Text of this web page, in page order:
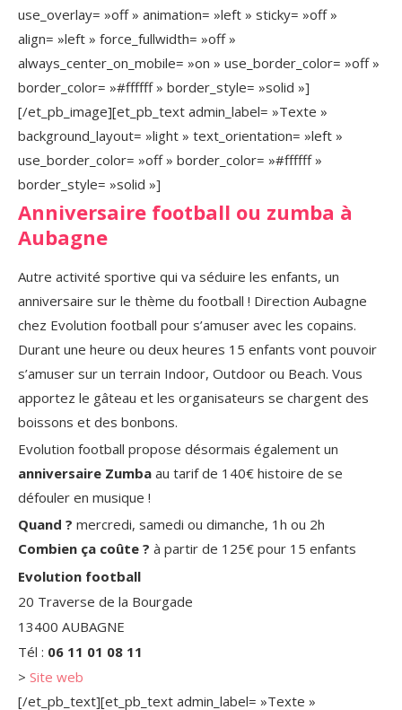
use_overlay= »off » animation= »left » sticky= »off »
align= »left » force_fullwidth= »off »
always_center_on_mobile= »on » use_border_color= »off »
border_color= »#ffffff » border_style= »solid »]
[/et_pb_image][et_pb_text admin_label= »Texte »
background_layout= »light » text_orientation= »left »
use_border_color= »off » border_color= »#ffffff »
border_style= »solid »]
Anniversaire football ou zumba à
Aubagne
Autre activité sportive qui va séduire les enfants, un
anniversaire sur le thème du football ! Direction Aubagne
chez Evolution football pour s’amuser avec les copains.
Durant une heure ou deux heures 15 enfants vont pouvoir
s’amuser sur un terrain Indoor, Outdoor ou Beach. Vous
apportez le gâteau et les organisateurs se chargent des
boissons et des bonbons.
Evolution football propose désormais également un
anniversaire Zumba au tarif de 140€ histoire de se
défouler en musique !
Quand ? mercredi, samedi ou dimanche, 1h ou 2h
Combien ça coûte ? à partir de 125€ pour 15 enfants
Evolution football
20 Traverse de la Bourgade
13400 AUBAGNE
Tél : 06 11 01 08 11
> Site web
[/et_pb_text][et_pb_text admin_label= »Texte »